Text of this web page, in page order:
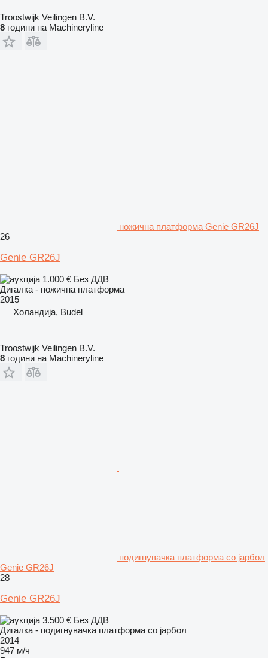
Troostwijk Veilingen B.V.
8 години на Machineryline
ножична платформа Genie GR26J
26
Genie GR26J
1.000 € Без ДДВ
Дигалка - ножична платформа
2015
Холандија, Budel
Troostwijk Veilingen B.V.
8 години на Machineryline
подигнувачка платформа со јарбол
Genie GR26J
28
Genie GR26J
3.500 € Без ДДВ
Дигалка - подигнувачка платформа со јарбол
2014
947 м/ч